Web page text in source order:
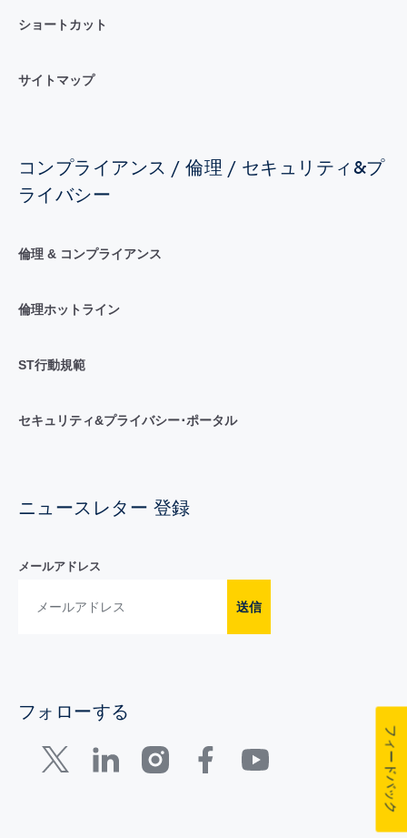
ショートカット
サイトマップ
コンプライアンス / 倫理 / セキュリティ&プ
ライバシー
倫理 & コンプライアンス
倫理ホットライン
ST行動規範
セキュリティ&プライバシー･ポータル
ニュースレター 登録
メールアドレス
送信
フォローする
フィードバック